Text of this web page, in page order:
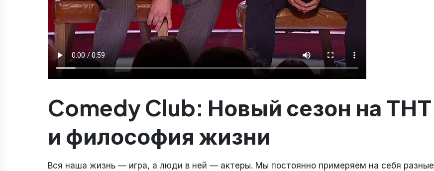
Comedy Club: Новый сезон на ТНТ
и философия жизни
Вся наша жизнь — игра, а люди в ней — актеры. Мы постоянно примеряем на себя разные